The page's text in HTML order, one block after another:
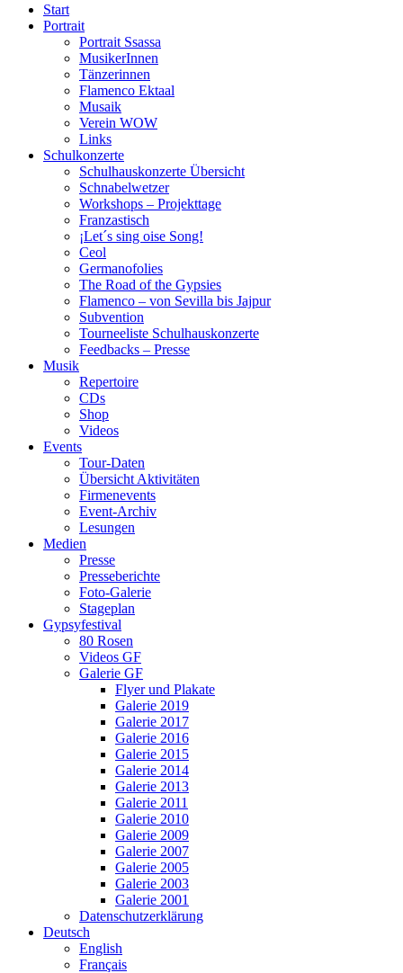
Start
Portrait
Portrait Ssassa
MusikerInnen
Tänzerinnen
Flamenco Ektaal
Musaik
Verein WOW
Links
Schulkonzerte
Schulhauskonzerte Übersicht
Schnabelwetzer
Workshops – Projekttage
Franzastisch
¡Let´s sing oise Song!
Ceol
Germanofolies
The Road of the Gypsies
Flamenco – von Sevilla bis Jajpur
Subvention
Tourneeliste Schulhauskonzerte
Feedbacks – Presse
Musik
Repertoire
CDs
Shop
Videos
Events
Tour-Daten
Übersicht Aktivitäten
Firmenevents
Event-Archiv
Lesungen
Medien
Presse
Presseberichte
Foto-Galerie
Stageplan
Gypsyfestival
80 Rosen
Videos GF
Galerie GF
Flyer und Plakate
Galerie 2019
Galerie 2017
Galerie 2016
Galerie 2015
Galerie 2014
Galerie 2013
Galerie 2011
Galerie 2010
Galerie 2009
Galerie 2007
Galerie 2005
Galerie 2003
Galerie 2001
Datenschutzerklärung
Deutsch
English
Français